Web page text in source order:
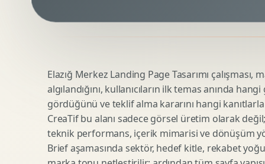
Startup Logo Tasarimi
SEO Denetimi
E Ticaret SEO
Urun Gorsellestirme
3D Reklam Gorseli
Cgi Kampanya Gorseli
Motion 3D
3D Karakter Tasarimi
Elazığ Merkez Landing Page Tasarımı çalışması,
algılandığını, kullanıcıların ilk temas anında
gördüğünü ve teklif alma kararını hangi
CreaTif bu alanı sadece görsel üretim olarak
teknik performans, içerik mimarisi ve dönüşüm
Brief aşamasında sektör, hedef kitle, rekabet